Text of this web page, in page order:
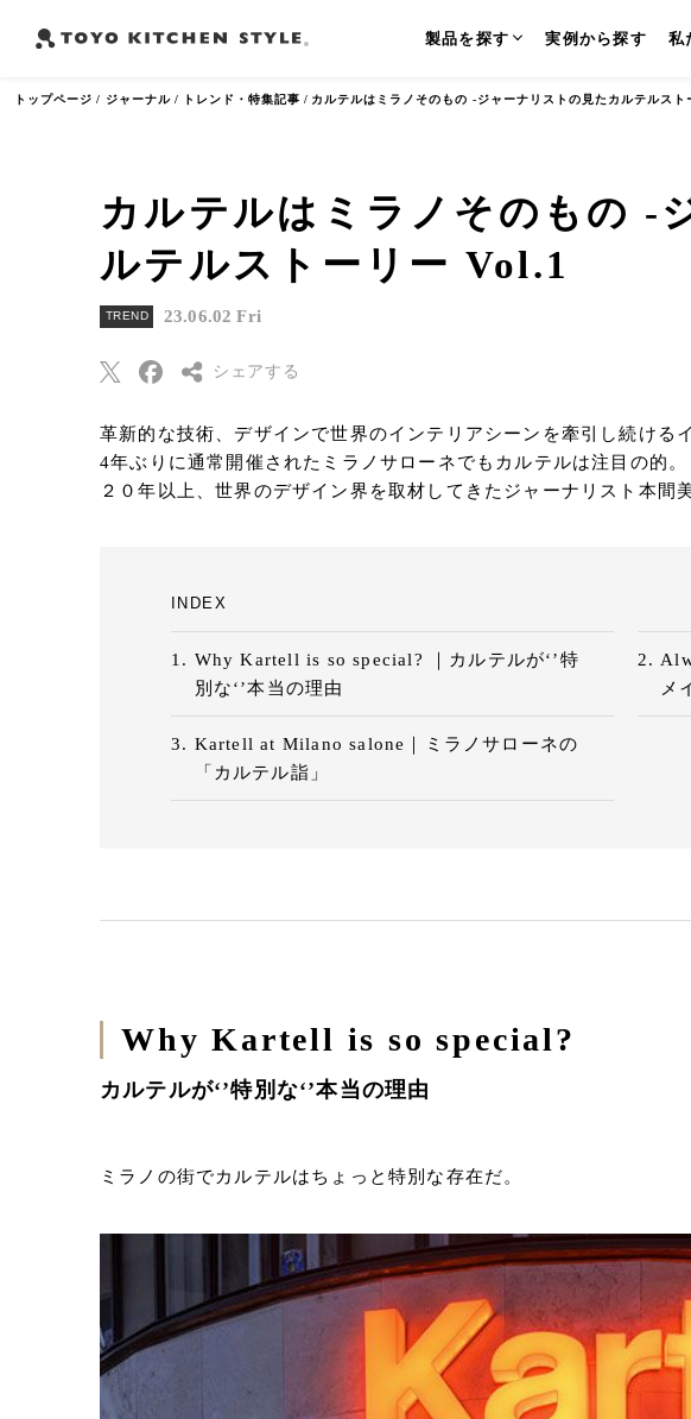
よく検索されるワード
オープンキッチン アイランドキッチン ペニンシュラキッチン
製品を探す 実例から探す 私
トップページ ジャーナル トレンド・特集記事 カルテルはミラノそのもの -ジャーナリストの見たカルテルスト
カルテルはミラノそのもの -
ルテルストーリー Vol.1
TREND 23.06.02 Fri
シェアする
Threads
Pinterest
URLをコピー
革新的な技術、デザインで世界のインテリアシーンを牽引し続ける
4年ぶりに通常開催されたミラノサローネでもカルテルは注目の的。
２０年以上、世界のデザイン界を取材してきたジャーナリスト本間
INDEX
Why Kartell is so special? ｜カルテルが‘’特
別な‘’本当の理由
メ
Kartell at Milano salone｜ミラノサローネの
「カルテル詣」
Why Kartell is so special?
カルテルが‘’特別な‘’本当の理由
ミラノの街でカルテルはちょっと特別な存在だ。